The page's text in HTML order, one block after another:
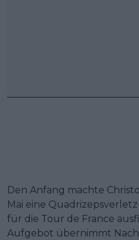
Den Anfang machte
Mai eine
für die Tour de France
Aufgebot übernimmt